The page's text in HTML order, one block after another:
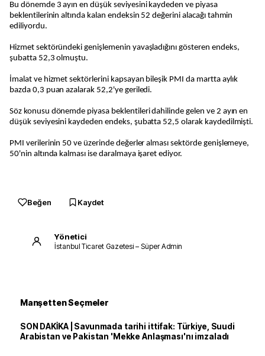
Bu dönemde 3 ayın en düşük seviyesini kaydeden ve piyasa
beklentilerinin altında kalan endeksin 52 değerini alacağı tahmin
ediliyordu.
Hizmet sektöründeki genişlemenin yavaşladığını gösteren endeks,
şubatta 52,3 olmuştu.
İmalat ve hizmet sektörlerini kapsayan bileşik PMI da martta aylık
bazda 0,3 puan azalarak 52,2'ye geriledi.
Söz konusu dönemde piyasa beklentileri dahilinde gelen ve 2 ayın en
düşük seviyesini kaydeden endeks, şubatta 52,5 olarak kaydedilmişti.
PMI verilerinin 50 ve üzerinde değerler alması sektörde genişlemeye,
50'nin altında kalması ise daralmaya işaret ediyor.
Beğen Kaydet
Yönetici
İstanbul Ticaret Gazetesi – Süper Admin
Manşetten Seçmeler
SON DAKİKA | Savunmada tarihi ittifak: Türkiye, Suudi
Arabistan ve Pakistan 'Mekke Anlaşması'nı imzaladı